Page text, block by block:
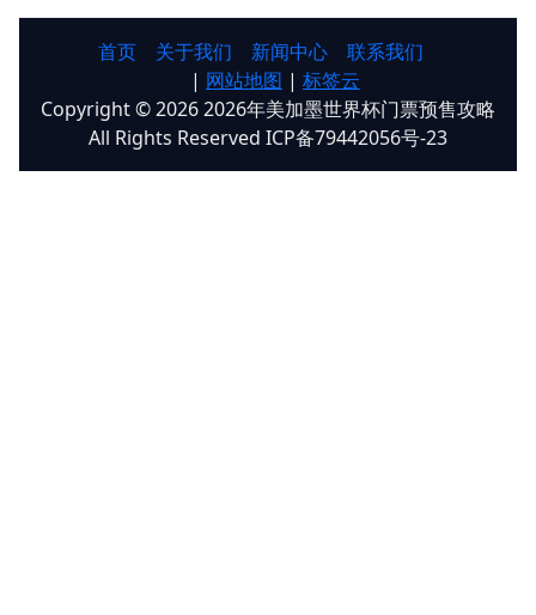
首页 关于我们 新闻中心
联系我们
| 网站地图 | 标签云
Copyright © 2026 2026年美加墨世界杯门票预售攻略
All Rights Reserved ICP备79442056号-23